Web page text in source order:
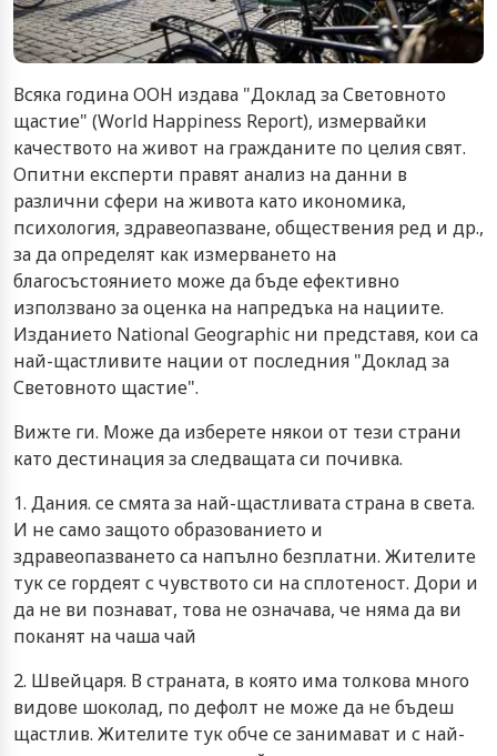
Всяка година ООН издава "Доклад за Световното
щастие" (World Happiness Report), измервайки
качеството на живот на гражданите по целия свят.
Опитни експерти правят анализ на данни в
различни сфери на живота като икономика,
психология, здравеопазване, обществения ред и др.,
за да определят как измерването на
благосъстоянието може да бъде ефективно
използвано за оценка на напредъка на нациите.
Изданието National Geographic ни представя, кои са
най-щастливите нации от последния "Доклад за
Световното щастие".
Вижте ги. Може да изберете някои от тези страни
като дестинация за следващата си почивка.
1. Дания. се смята за най-щастливата страна в света.
И не само защото образованието и
здравеопазването са напълно безплатни. Жителите
тук се гордеят с чувството си на сплотеност. Дори и
да не ви познават, това не означава, че няма да ви
поканят на чаша чай
2. Швейцаря. В страната, в която има толкова много
видове шоколад, по дефолт не може да не бъдеш
щастлив. Жителите тук обче се занимават и с най-